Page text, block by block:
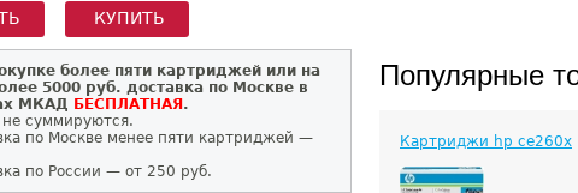
КУПИТЬ
более пяти картриджей или на
5000 руб. доставка по Москве в
МКАД БЕСПЛАТНАЯ .
суммируются.
по Москве менее пяти картриджей —
по России — от 250 руб.
Популярные
Картриджи hp ce260x